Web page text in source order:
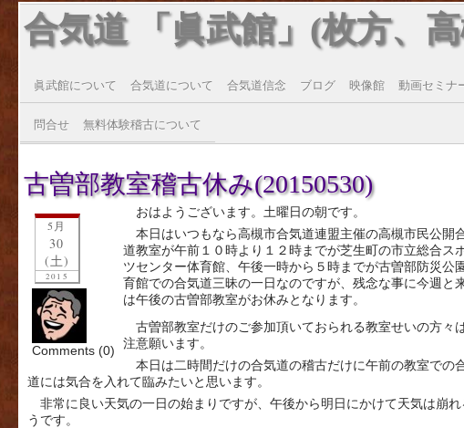
合気道 「眞武館」(枚方、
眞武館について 合気道について 合気道信念 ブログ 映像館 動画セミナ
問合せ 無料体験稽古について
古曽部教室稽古休み(20150530)
5月
30
(土)
2015
Comments (0)
おはようございます。土曜日の朝です。
本日はいつもなら高槻市合気道連盟主催の高槻市民公開
道教室が午前１０時より１２時までが芝生町の市立総合ス
ツセンター体育館、午後一時から５時までが古曽部防災公
育館での合気道三昧の一日なのですが、残念な事に今週と
は午後の古曽部教室がお休みとなります。
古曽部教室だけのご参加頂いておられる教室せいの方々
注意願います。
本日は二時間だけの合気道の稽古だけに午前の教室での
道には気合を入れて臨みたいと思います。
非常に良い天気の一日の始まりですが、午後から明日にかけて天気は崩れ
うです。